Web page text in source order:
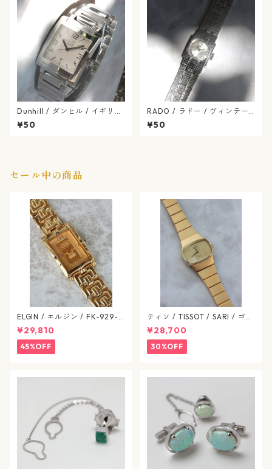
Dunhill / ダンヒル / イギリス
ブランド / スクエア ファセッ
ト ダンヒリオン / クォーツ式
¥50
RADO / ラドー / ヴィンテー
ジ / 手巻き式 / 腕時計 / rado
-553-02
¥50
セール中の商品
ELGIN / エルジン / FK-929-C
ゴールド / 638-07-elgin
¥29,810
45%OFF
ティソ / TISSOT / SARI / ゴー
ルドカラー / 文字盤 SS / 手巻
き式 / 1224-03-tissot
¥28,700
30%OFF